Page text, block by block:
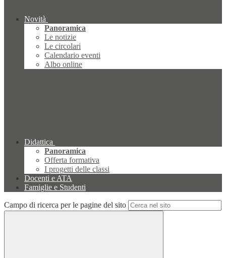
Novità
Panoramica
Le notizie
Le circolari
Calendario eventi
Albo online
Didattica
Panoramica
Offerta formativa
I progetti delle classi
Docenti e ATA
Famiglie e Studenti
Campo di ricerca per le pagine del sito